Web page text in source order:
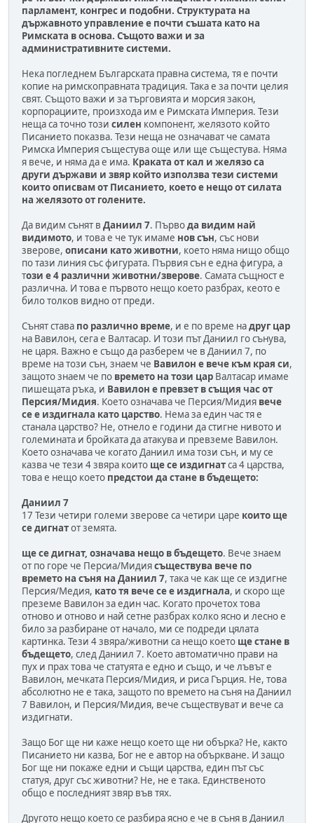
парламент, конгрес и подобни. Структурата на
държавното управление е почти съшата като на
Римската в основа. Същото важи и за
административните системи.
Нека погледнем Българската правна система, тя е почти
копие на римскоправната традиция. Така е за почти целия
свят. Същото важи и за търговията и морсия закон,
корпорациите, произхода им е Римската Империя. Тези
неща са точно този силен компонент, желязото който
Писанието показва. Тези неща не означават че самата
Римска Империя същестува още или ще същестува. Няма
я вече, и няма да е има. Краката от кал и желязо са
други държави и звяр който използва тези системи
които описвам от Писанието, което е нещо от силата
на желязото от голените.
Да видим сънят в Даниил 7. Първода видим най
видимото, и това е че тук имаме нов сън, със нови
зверове, описани като животни, което няма нищо общо
по тази линия със фигурата. Първия сън е една фигура, а
този е 4 различни животни/зверове. Самата същност е
различна. И това е първото нещо което разбрах, кеото е
било толков видно от преди.
Сънят става по различно време, и е по време надруг цар
на Вавилон, сега е Валтасар. И този път Даниил го сънува,
не царя. Важно е също да разберем че в Даниил 7, по
време на този сън, знаем че Вавилон е вече към края си,
защото знаем че по времето на този цар Валтасар имаме
пишещата ръка, и Вавилон е превзет в същия час от
Персия/Мидия. Което означава че Персия/Мидия вече
се е издигнала като царство. Нема за един час тя е
станала царство? Не, отнело е години да стигне нивото и
големината и бройката да атакува и превземе Вавилон.
Което означава че когато Даниил има този сън, и му се
казва че тези 4 звяра които ще се издигнатса 4 царства,
това е нещо което предстои да стане в бъдещето:
Даниил 7
17 Тези четири големи зверове са четири царе които ще
се дигнатот земята.
ще се дигнат, означава нещо в бъдещето. Вече знаем
от по горе че Персиа/Мидиясъществува вече по
времето на съня на Даниил 7, така че как ще се издигне
Персия/Медия, като тя вече се е издигнала, и скоро ще
преземе Вавилон за един час. Когато прочетох това
отново и отново и най сетне разбрах колко ясно и лесно е
било за разбиране от начало, ми се подреди цялата
картинка. Тези 4 звяра/животни са нещо което ще стане в
бъдещето, след Даниил 7. Което автоматично прави на
пух и прах това че статуята е едно и също, и че лъвът е
Вавилон, мечката Персия/Мидия, и риса Гърция. Не, това
абсолютно не е така, защото по времето на съня на Даниил
7 Вавилон, и Персия/Мидия, вече съществуват и вече са
издигнати.
Защо Бог ще ни каже нещо което ще ни обърка? Не, както
Писанието ни казва, Бог не е автор на объркване. И защо
Бог ще ни покаже едни и същи царства, един път със
статуя, друг със животни? Не, не е така. Единственото
общо е последният звяр във тях.
Другото нещо което се разбира ясно е че в съня в Даниил